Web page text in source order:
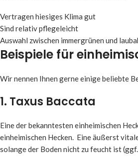
Vertragen hiesiges Klima gut
Sind relativ pflegeleicht
Auswahl zwischen immergrünen und
Beispiele für
Wir nennen Ihnen gerne einige beliebte
1. Taxus Baccata
Eine der bekanntesten einheimischen
einheimischen Hecken. Eine äußerst
solange der Boden nicht zu feucht ist